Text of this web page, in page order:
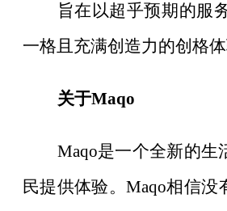
旨在以超乎预期的服
一格且充满创造力的创格体
关于Maqo
Maqo是一个全新的
民提供体验。Maqo相信